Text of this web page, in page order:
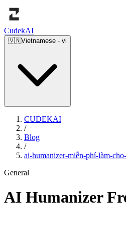
CudekAI
🇻🇳Vietnamese - vi
CUDEKAI
/
Blog
/
ai-humanizer-miễn-phí-làm-
General
AI Humanizer